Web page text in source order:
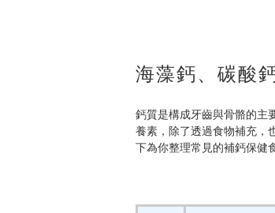
海藻鈣、碳酸
鈣質是構成牙齒與骨骼的主
養素，除了透過食物補充，
下為你整理常見的補鈣保健